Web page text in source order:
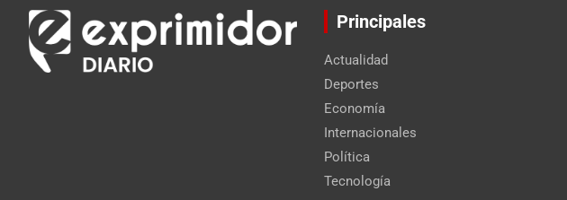
Principales
Actualidad
Deportes
Economía
Internacionales
Política
Tecnología